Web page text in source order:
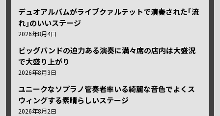
デュオアルバムがライブクァルテットで演奏された｢流
れ｣のいいステージ
2026年8月4日
ビッグバンドの迫力ある演奏に満々席の店内は大盛況
で大盛り上がり
2026年8月3日
ユニークなソプラノ管奏者率いる綺麗な音色でよくス
ウィングする素晴らしいステージ
2026年8月2日